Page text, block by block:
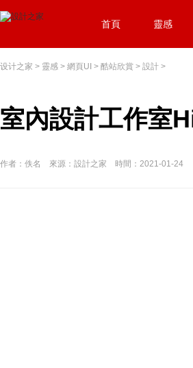
首頁 靈感
设计之家 > 靈感 > 網頁UI > 酷站欣賞 > 設計 >
室內設計工作室
作者：佚名 來源：設計之家 時間：2021-01-24